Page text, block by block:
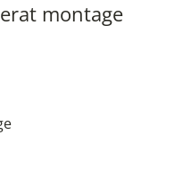
montage